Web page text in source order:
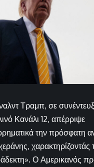
Τραμπ, σε
Κανάλι 12, απέρριψε
την πρόσφατη
χαρακτηρίζοντάς
Ο Αμερικανός